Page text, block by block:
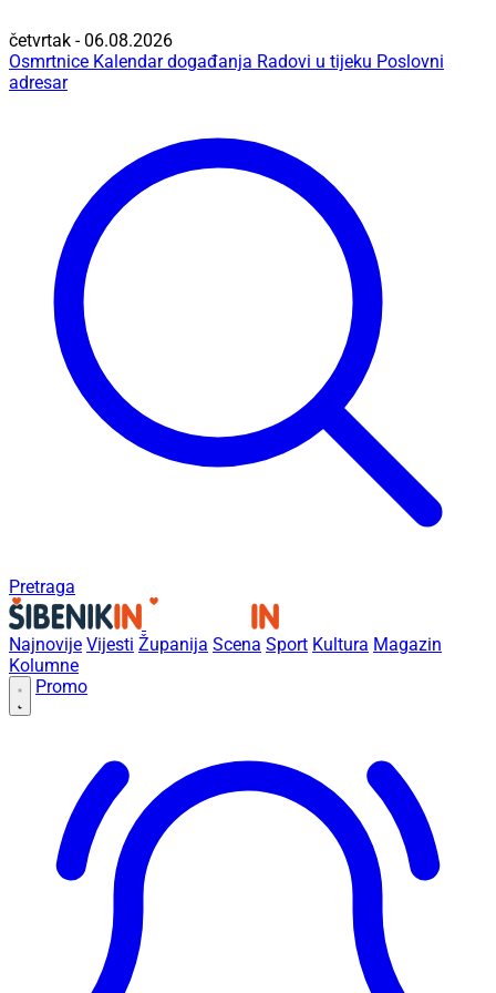
četvrtak - 06.08.2026
Osmrtnice Kalendar događanja Radovi u tijeku Poslovni
adresar
Pretraga
Najnovije Vijesti Županija Scena Sport Kultura Magazin
Kolumne
Promo